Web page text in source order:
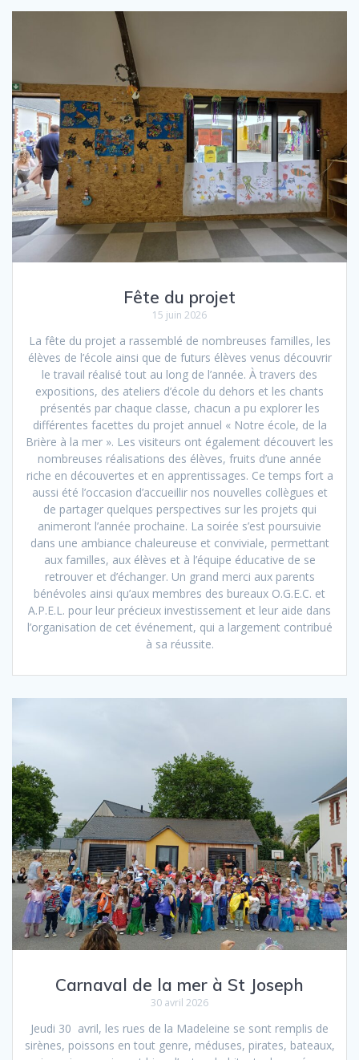
Fête du projet
15 juin 2026
La fête du projet a rassemblé de nombreuses familles, les
élèves de l’école ainsi que de futurs élèves venus découvrir
le travail réalisé tout au long de l’année. À travers des
expositions, des ateliers d’école du dehors et les chants
présentés par chaque classe, chacun a pu explorer les
différentes facettes du projet annuel « Notre école, de la
Brière à la mer ». Les visiteurs ont également découvert les
nombreuses réalisations des élèves, fruits d’une année
riche en découvertes et en apprentissages. Ce temps fort a
aussi été l’occasion d’accueillir nos nouvelles collègues et
de partager quelques perspectives sur les projets qui
animeront l’année prochaine. La soirée s’est poursuivie
dans une ambiance chaleureuse et conviviale, permettant
aux familles, aux élèves et à l’équipe éducative de se
retrouver et d’échanger. Un grand merci aux parents
bénévoles ainsi qu’aux membres des bureaux O.G.E.C. et
A.P.E.L. pour leur précieux investissement et leur aide dans
l’organisation de cet événement, qui a largement contribué
à sa réussite.
Carnaval de la mer à St Joseph
30 avril 2026
Jeudi 30 avril, les rues de la Madeleine se sont remplis de
sirènes, poissons en tout genre, méduses, pirates, bateaux,